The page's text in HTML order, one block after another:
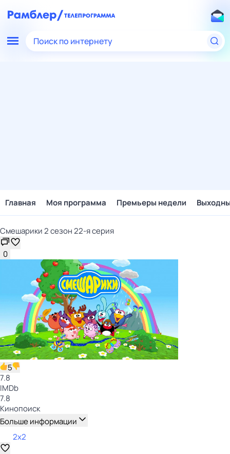
Поиск по интернету
Главная Моя программа Премьеры недели
Смешарики 2 сезон 22-я серия
0
5
7.8
IMDb
7.8
Кинопоиск
Больше информации
2x2